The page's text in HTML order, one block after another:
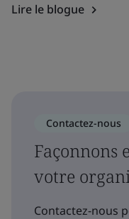
Lire le blogue
Contactez-nous
Façonnons
votre
Contactez-nous